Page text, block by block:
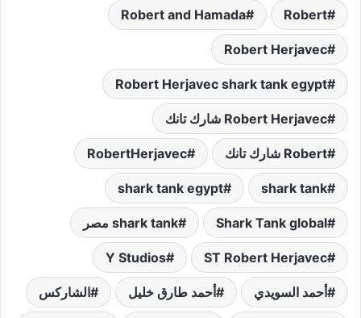
Robert
Robert and Hamada
Robert Herjavec
Robert Herjavec shark tank egypt
Robert Herjavec شارك تانك
Robert شارك تانك RobertHerjavec
shark tank
shark tank egypt
Shark Tank global shark tank مصر
ST Robert Herjavec
Y Studios
أحمد السويدي أحمد طارق خليل الشاركس